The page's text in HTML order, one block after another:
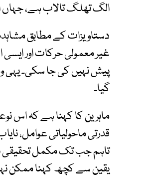
الگ تھلگ تالاب ہے، جہاں
دستاویزات کے مطابق
غیر معمولی حرکات اور
پیش نہیں کی جا سکی۔ یہی
گیا۔
ماہرین کا کہنا ہے کہ اس
قدرتی ماحولیاتی عوامل،
تاہم جب تک مکمل تحقیقی
یقین سے کچھ کہنا ممکن